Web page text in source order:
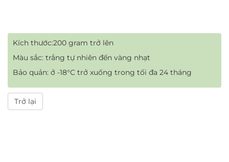
Kích thước:200 gram trở lên
Màu sắc: trắng tự nhiên đến vàng nhạt
Bảo quản: ở -18°C trở xuống trong tối đa 24 tháng
Trở lại